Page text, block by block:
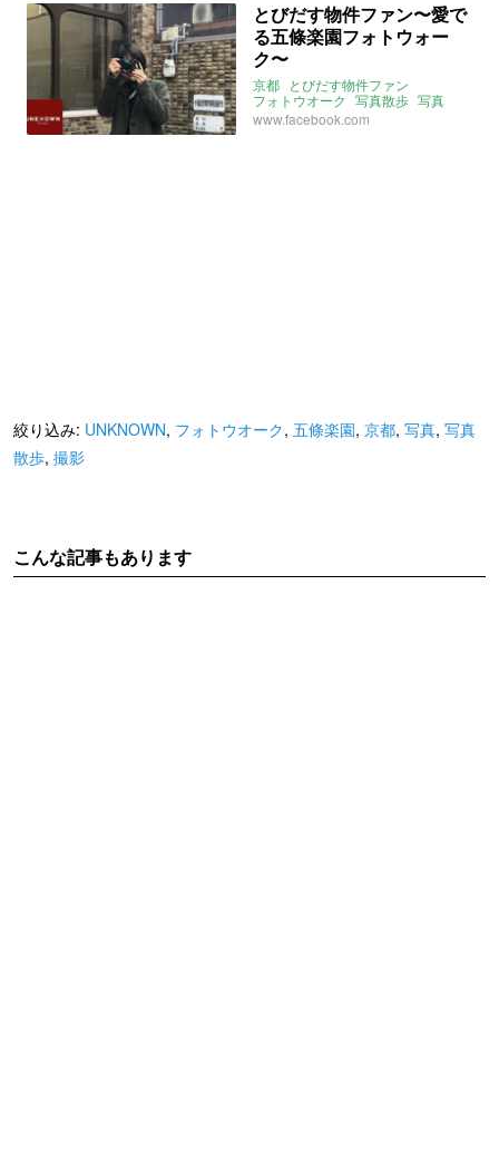
とびだす物件ファン〜愛で
る五條楽園フォトウォー
ク〜
京都 とびだす物件ファン
フォトウオーク 写真散歩 写真
撮影 五條楽園 UNKNOWN
www.facebook.com
絞り込み: UNKNOWN, フォトウオーク, 五條楽園, 京都, 写真, 写真
散歩, 撮影
こんな記事もあります